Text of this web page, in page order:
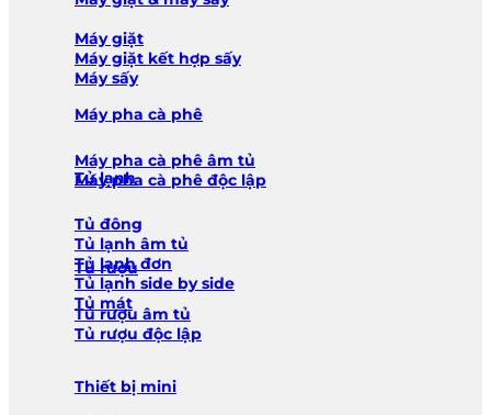
Máy giặt
Máy giặt kết hợp sấy
Máy sấy
Máy pha cà phê
Máy pha cà phê âm tủ
Máy pha cà phê độc lập
Tủ lạnh
Tủ đông
Tủ lạnh âm tủ
Tủ lạnh đơn
Tủ lạnh side by side
Tủ mát
Tủ rượu
Tủ rượu âm tủ
Tủ rượu độc lập
Thiết bị mini